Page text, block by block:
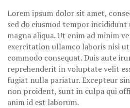
Lorem ipsum dolor sit amet,
sed do eiusmod tempor
magna aliqua. Ut enim ad minim
exercitation ullamco laboris nisi
commodo consequat. Duis aute
reprehenderit in voluptate velit
fugiat nulla pariatur. Excepteur
non proident, sunt in culpa qui
anim id est laborum.